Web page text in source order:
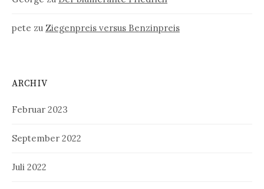
pete zu Ziegenpreis versus Benzinpreis
ARCHIV
Februar 2023
September 2022
Juli 2022